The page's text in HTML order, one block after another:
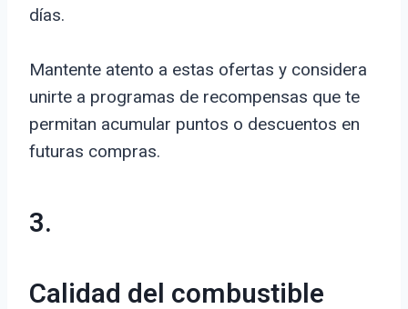
días.
Mantente atento a estas ofertas y considera
unirte a programas de recompensas que te
permitan acumular puntos o descuentos en
futuras compras.
3.
Calidad del combustible